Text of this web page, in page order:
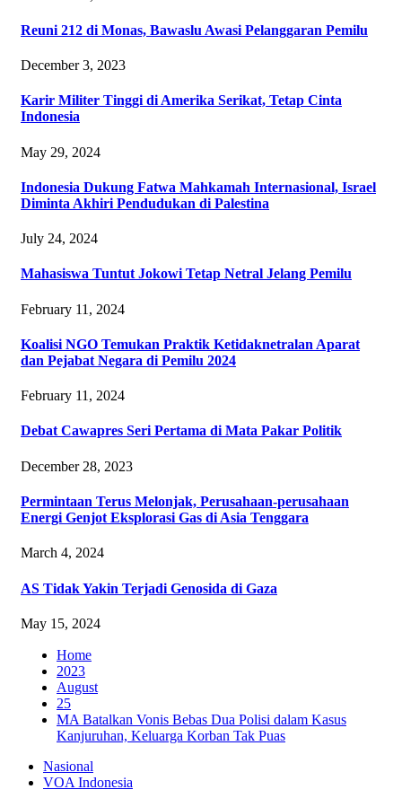
Reuni 212 di Monas, Bawaslu Awasi Pelanggaran Pemilu
December 3, 2023
Karir Militer Tinggi di Amerika Serikat, Tetap Cinta
Indonesia
May 29, 2024
Indonesia Dukung Fatwa Mahkamah Internasional, Israel
Diminta Akhiri Pendudukan di Palestina
July 24, 2024
Mahasiswa Tuntut Jokowi Tetap Netral Jelang Pemilu
February 11, 2024
Koalisi NGO Temukan Praktik Ketidaknetralan Aparat
dan Pejabat Negara di Pemilu 2024
February 11, 2024
Debat Cawapres Seri Pertama di Mata Pakar Politik
December 28, 2023
Permintaan Terus Melonjak, Perusahaan-perusahaan
Energi Genjot Eksplorasi Gas di Asia Tenggara
March 4, 2024
AS Tidak Yakin Terjadi Genosida di Gaza
May 15, 2024
Home
2023
August
25
MA Batalkan Vonis Bebas Dua Polisi dalam Kasus
Kanjuruhan, Keluarga Korban Tak Puas
Nasional
VOA Indonesia